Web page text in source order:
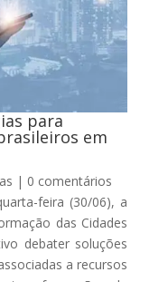
para
em
| 0 comentários
feira (30/06), a
das Cidades
debater soluções
a recursos